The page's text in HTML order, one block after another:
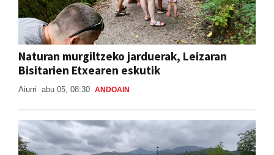
Naturan murgiltzeko jarduerak, Leizaran
Bisitarien Etxearen eskutik
Aiurri abu 05, 08:30 ANDOAIN